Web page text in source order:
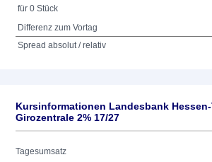
für 0 Stück
Differenz zum Vortag
Spread absolut / relativ
Kursinformationen Landesbank
Girozentrale 2% 17/27
Tagesumsatz